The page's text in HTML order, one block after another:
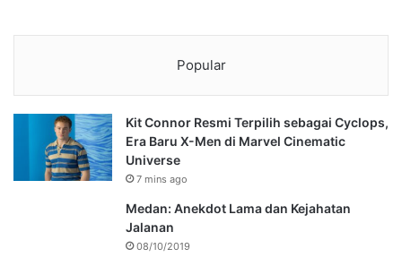
Popular
Kit Connor Resmi Terpilih sebagai Cyclops,
Era Baru X-Men di Marvel Cinematic
Universe
7 mins ago
Medan: Anekdot Lama dan Kejahatan
Jalanan
08/10/2019